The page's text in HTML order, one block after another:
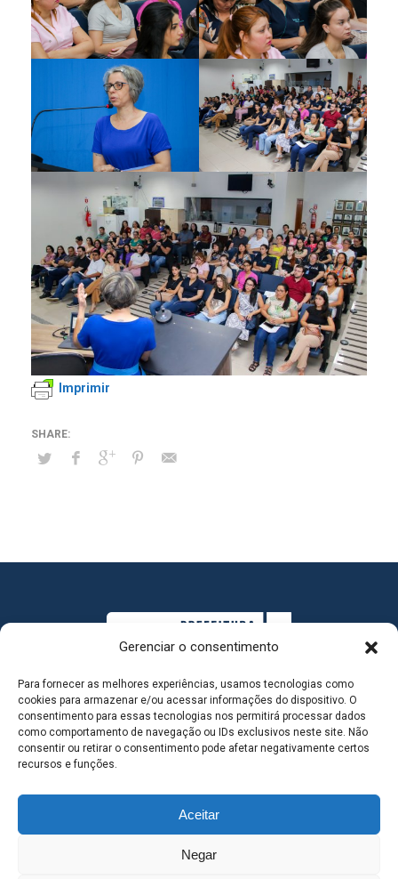
Gerenciar o consentimento
Para fornecer as melhores experiências, usamos tecnologias como
cookies para armazenar e/ou acessar informações do dispositivo. O
consentimento para essas tecnologias nos permitirá processar dados
como comportamento de navegação ou IDs exclusivos neste site. Não
consentir ou retirar o consentimento pode afetar negativamente certos
recursos e funções.
Aceitar
Negar
Imprimir
MAPA DO SITE
SEDE DO ADMINISTRATIVO MUNICIPAL - Avenida